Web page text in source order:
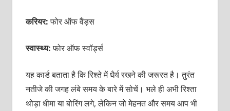
करियर:फोर ऑफ वैंड्स
स्वास्थ्य:फोर ऑफ स्वॉर्ड्स
यह कार्ड बताता है कि रिश्ते में धैर्य रखने की जरूरत है। तुरंत
नतीजे की जगह लंबे समय के बारे में सोचें। भले ही अभी रिश्ता
थोड़ा धीमा या बोरिंग लगे, लेकिन जो मेहनत और समय आप भी